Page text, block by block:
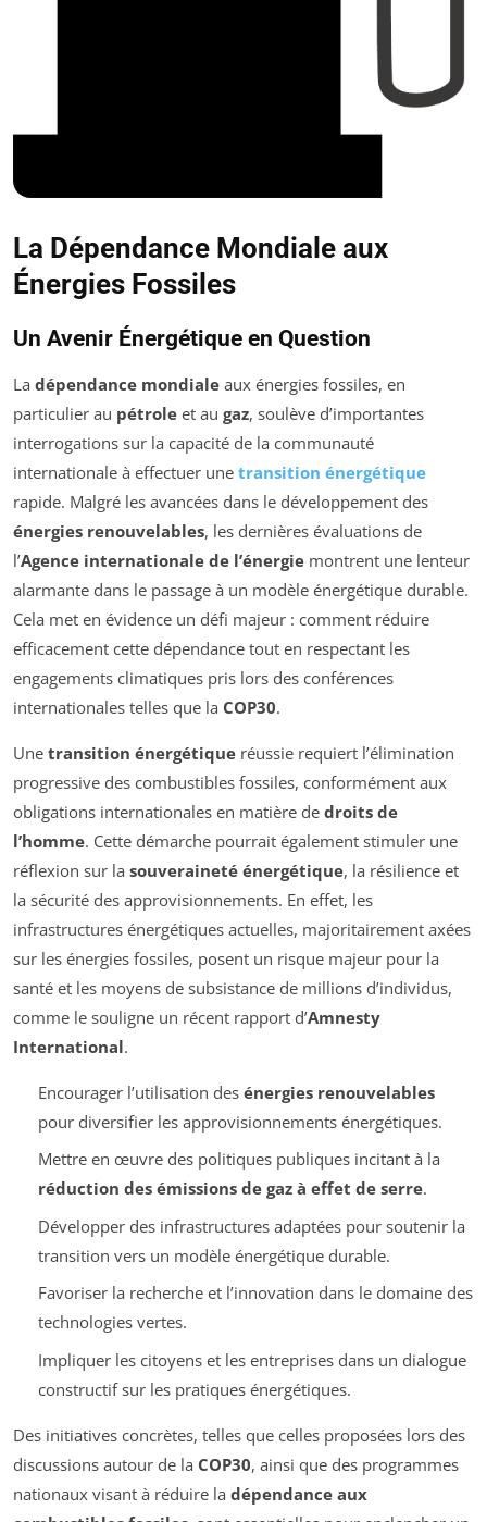
La Dépendance Mondiale aux
Énergies Fossiles
Un Avenir Énergétique en Question
La dépendance mondiale aux énergies fossiles, en
particulier au pétrole et au gaz, soulève d’importantes
interrogations sur la capacité de la communauté
internationale à effectuer une transition énergétique
rapide. Malgré les avancées dans le développement des
énergies renouvelables, les dernières évaluations de
l’Agence internationale de l’énergie montrent une lenteur
alarmante dans le passage à un modèle énergétique durable.
Cela met en évidence un défi majeur : comment réduire
efficacement cette dépendance tout en respectant les
engagements climatiques pris lors des conférences
internationales telles que la COP30.
Une transition énergétique réussie requiert l’élimination
progressive des combustibles fossiles, conformément aux
obligations internationales en matière de droits de
l’homme. Cette démarche pourrait également stimuler une
réflexion sur la souveraineté énergétique, la résilience et
la sécurité des approvisionnements. En effet, les
infrastructures énergétiques actuelles, majoritairement axées
sur les énergies fossiles, posent un risque majeur pour la
santé et les moyens de subsistance de millions d’individus,
comme le souligne un récent rapport d’Amnesty
International.
Encourager l’utilisation des énergies renouvelables
pour diversifier les approvisionnements énergétiques.
Mettre en œuvre des politiques publiques incitant à la
réduction des émissions de gaz à effet de serre.
Développer des infrastructures adaptées pour soutenir la
transition vers un modèle énergétique durable.
Favoriser la recherche et l’innovation dans le domaine des
technologies vertes.
Impliquer les citoyens et les entreprises dans un dialogue
constructif sur les pratiques énergétiques.
Des initiatives concrètes, telles que celles proposées lors des
discussions autour de la COP30, ainsi que des programmes
nationaux visant à réduire la dépendance aux